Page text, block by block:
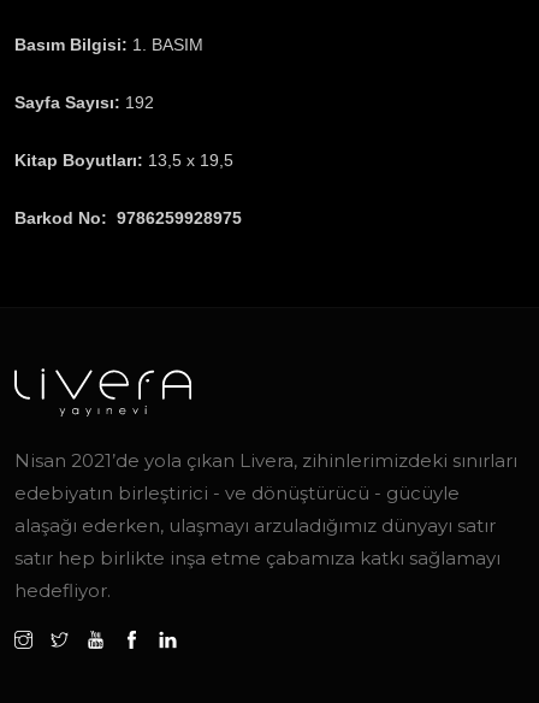
Basım Bilgisi: 1. BASIM
Sayfa Sayısı: 192
Kitap Boyutları: 13,5 x 19,5
Barkod No: 9786259928975
Nisan 2021’de yola çıkan Livera, zihinlerimizdeki sınırları
edebiyatın birleştirici - ve dönüştürücü - gücüyle
alaşağı ederken, ulaşmayı arzuladığımız dünyayı satır
satır hep birlikte inşa etme çabamıza katkı sağlamayı
hedefliyor.